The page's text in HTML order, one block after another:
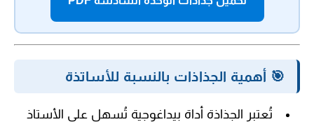
🎯 أهمية الجذاذات بالنسبة للأساتذة
تُعتبر الجذاذة أداة بيداغوجية تُسهل على الأستاذ